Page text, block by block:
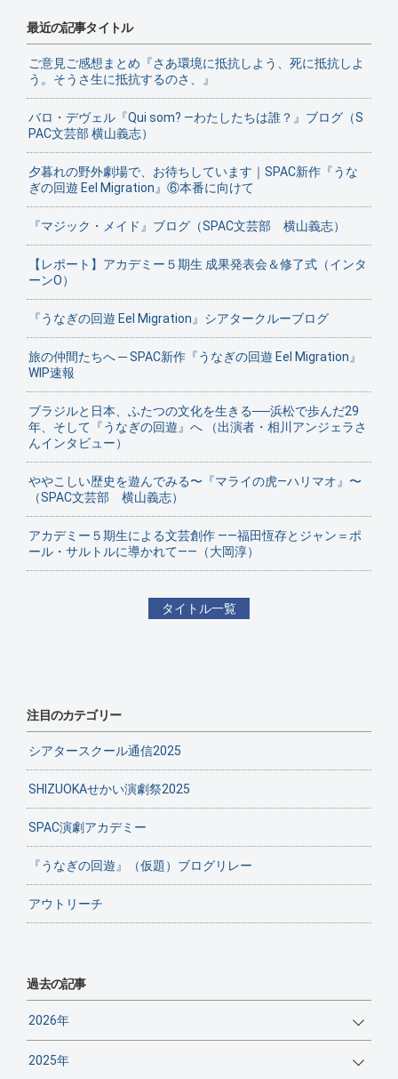
最近の記事タイトル
ご意見ご感想まとめ『さあ環境に抵抗しよう、死に抵抗しよ
う。そうさ生に抵抗するのさ、』
バロ・デヴェル『Qui som? ―わたしたちは誰？』ブログ（S
PAC文芸部 横山義志）
夕暮れの野外劇場で、お待ちしています｜SPAC新作『うな
ぎの回遊 Eel Migration』⑥本番に向けて
『マジック・メイド』ブログ（SPAC文芸部 横山義志）
【レポート】アカデミー５期生 成果発表会＆修了式（インタ
ーンO）
『うなぎの回遊 Eel Migration』シアタークルーブログ
旅の仲間たちへ ─ SPAC新作『うなぎの回遊 Eel Migration』
WIP速報
ブラジルと日本、ふたつの文化を生きる──浜松で歩んだ29
年、そして『うなぎの回遊』へ （出演者・相川アンジェラさ
んインタビュー）
ややこしい歴史を遊んでみる〜『マライの虎—ハリマオ』〜
（SPAC文芸部 横山義志）
アカデミー５期生による文芸創作 ——福田恆存とジャン＝ポ
ール・サルトルに導かれて——（大岡淳）
タイトル一覧
注目のカテゴリー
シアタースクール通信2025
SHIZUOKAせかい演劇祭2025
SPAC演劇アカデミー
『うなぎの回遊』（仮題）ブログリレー
アウトリーチ
過去の記事
2026年
2025年